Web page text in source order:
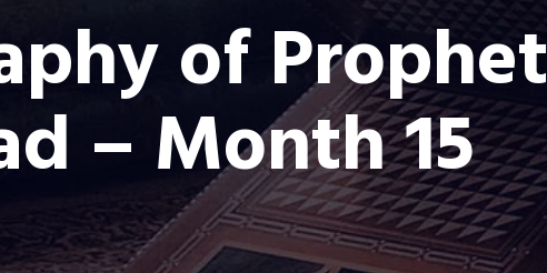
of Prophet
– Month 15